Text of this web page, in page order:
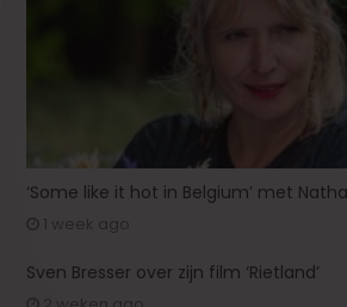
‘Some like it hot in Belgium’ met
1 week ago
Sven Bresser over zijn film ‘Rietland’